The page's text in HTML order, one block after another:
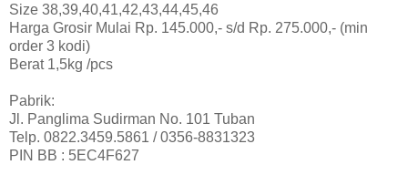
Size 38,39,40,41,42,43,44,45,46
Harga Grosir Mulai Rp. 145.000,- s/d Rp. 275.000,- (min
order 3 kodi)
Berat 1,5kg /pcs
Pabrik:
Jl. Panglima Sudirman No. 101 Tuban
Telp. 0822.3459.5861 / 0356-8831323
PIN BB : 5EC4F627